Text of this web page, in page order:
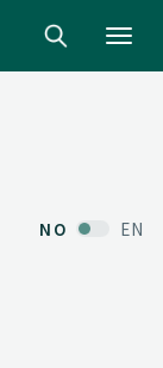
NO EN